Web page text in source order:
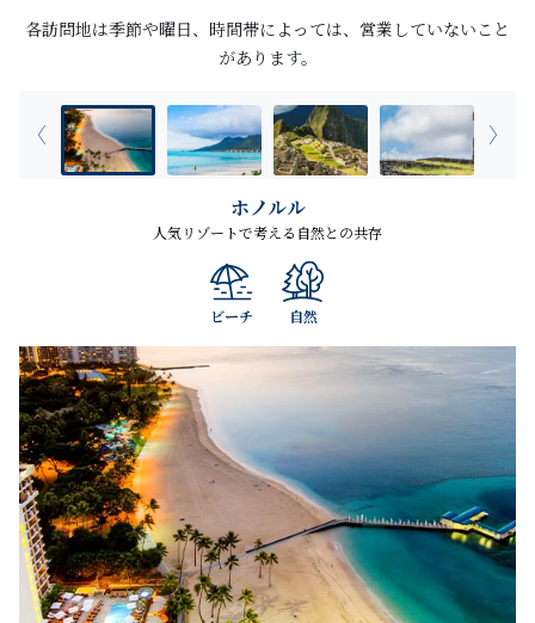
各訪問地は季節や曜日、時間帯によっては、営業していないこと
があります。
ホノルル
人気リゾートで考える自然との共存
ビーチ 自然